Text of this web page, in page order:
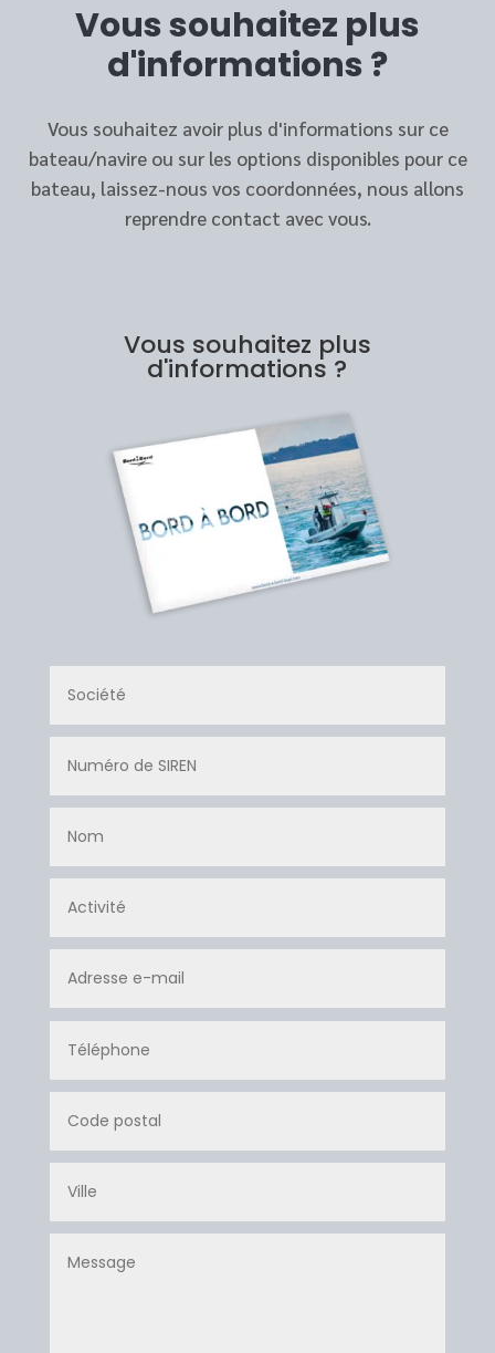
Vous souhaitez plus
d'informations ?
Vous souhaitez avoir plus d'informations sur ce
bateau/navire ou sur les options disponibles pour ce
bateau, laissez-nous vos coordonnées, nous allons
reprendre contact avec vous.
Vous souhaitez plus
d'informations ?